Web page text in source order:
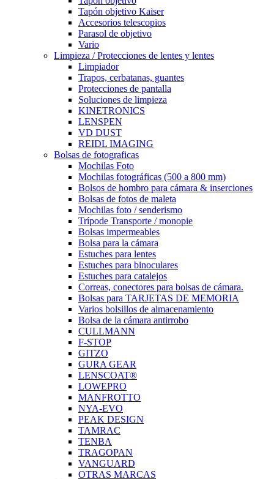
Tapón objetivo Kaiser
Accesorios telescopios
Parasol de objetivo
Vario
Limpieza / Protecciones de lentes y lentes
Limpiador
Trapos, cerbatanas, guantes
Protecciones de pantalla
Soluciones de limpieza
KINETRONICS
LENSPEN
VD DUST
REIDL IMAGING
Bolsas de fotograficas
Mochilas Foto
Mochilas fotográficas (500 a 800 mm)
Bolsos de hombro para cámara & inserciones
Bolsas de fotos de maleta
Mochilas foto / senderismo
Trípode Transporte / monopie
Bolsas impermeables
Bolsa para la cámara
Estuches para lentes
Estuches para binoculares
Estuches para catalejos
Correas, conectores para bolsas de cámara.
Bolsas para TARJETAS DE MEMORIA
Varios bolsillos de almacenamiento
Bolsa de la cámara antirrobo
CULLMANN
F-STOP
GITZO
GURA GEAR
LENSCOAT®
LOWEPRO
MANFROTTO
NYA-EVO
PEAK DESIGN
TAMRAC
TENBA
TRAGOPAN
VANGUARD
OTRAS MARCAS